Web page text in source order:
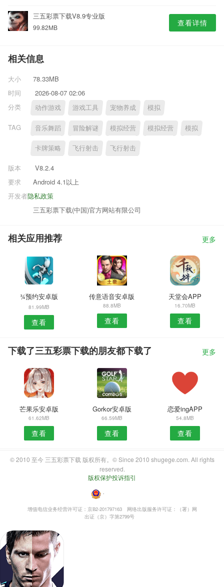
三五彩票下载V8.9专业版
99.82MB 查看详情
相关信息
大小
78.33MB
时间
2026-08-07 02:06
分类
动作游戏 游戏工具 宠物养成 模拟
TAG 音乐舞蹈 冒险解谜 模拟经营 模拟经营 模拟
卡牌策略 飞行射击 飞行射击
版本
V8.2.4
要求
Android 4.1以上
隐私政策
开发者
三五彩票下载(中国)官方网站有限公司
相关应用推荐 更多
¾预约安卓版
81.99MB
查看
传意语音安卓版
88.8MB
查看
天堂会APP
16.70MB
查看
下载了三五彩票下载的朋友都下载了 更多
芒果乐安卓版
61.62MB
查看
Gorkor安卓版
66.59MB
查看
恋爱ingAPP
54.8MB
查看
© 2010 至今 三五彩票下载 版权所有。© Since 2010 shugege.com. All rights
reserved.
版权保护投诉指引
・
增值电信业务经营许可证：京B2-201797163
网络出版服务许可证：（署）网
出证（京）字第2799号